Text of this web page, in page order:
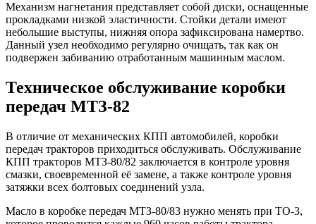
Механизм нагнетания представляет собой диски, оснащенные
прокладками низкой эластичности. Стойки детали имеют
небольшие выступы, нижняя опора зафиксирована намертво.
Данный узел необходимо регулярно очищать, так как он
подвержен забиванию отработанным машинным маслом.
Техническое обслуживание коробки
передач МТЗ-82
В отличие от механических КПП автомобилей, коробки
передач тракторов приходиться обслуживать. Обслуживание
КПП тракторов МТЗ-80/82 заключается в контроле уровня
смазки, своевременной её замене, а также контроле уровня
затяжки всех болтовых соединений узла.
Масло в коробке передач МТЗ-80/83 нужно менять при ТО-3,